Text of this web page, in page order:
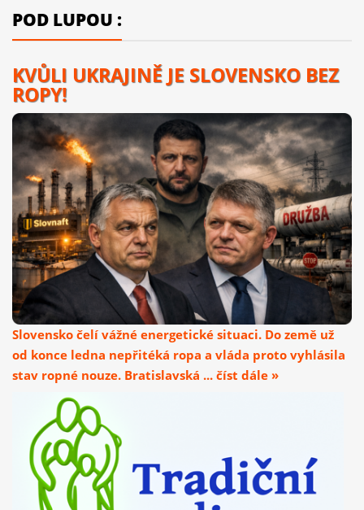
POD LUPOU :
KVŮLI UKRAJINĚ JE SLOVENSKO BEZ
ROPY!
Slovensko čelí vážné energetické situaci. Do země už
od konce ledna nepřitéká ropa a vláda proto vyhlásila
stav ropné nouze. Bratislavská ... číst dále »